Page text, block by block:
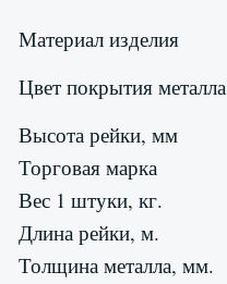
Материал изделия
Цвет покрытия металла
Высота рейки, мм
Торговая марка
Вес 1 штуки, кг.
Длина рейки, м.
Толщина металла, мм.